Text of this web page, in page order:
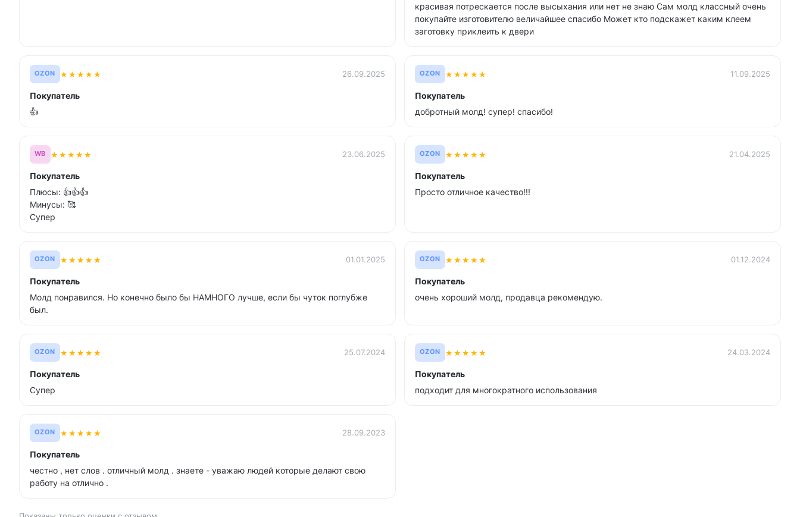
красивая потрескается после высыхания или нет не знаю Сам молд классный очень
покупайте изготовителю величайшее спасибо Может кто подскажет каким клеем
заготовку приклеить к двери
OZON ★★★★★ 26.09.2025
Покупатель
👍
OZON ★★★★★ 11.09.2025
Покупатель
добротный молд! супер! спасибо!
WB ★★★★★ 23.06.2025
Покупатель
Плюсы: 👍👍👍
Минусы: 🥰
Супер
OZON ★★★★★ 21.04.2025
Покупатель
Просто отличное качество!!!
OZON ★★★★★ 01.01.2025
Покупатель
Молд понравился. Но конечно было бы НАМНОГО лучше, если бы чуток поглубже
был.
OZON ★★★★★ 01.12.2024
Покупатель
очень хороший молд, продавца рекомендую.
OZON ★★★★★ 25.07.2024
Покупатель
Супер
OZON ★★★★★ 24.03.2024
Покупатель
подходит для многократного использования
OZON ★★★★★ 28.09.2023
Покупатель
честно , нет слов . отличный молд . знаете - уважаю людей которые делают свою
работу на отлично .